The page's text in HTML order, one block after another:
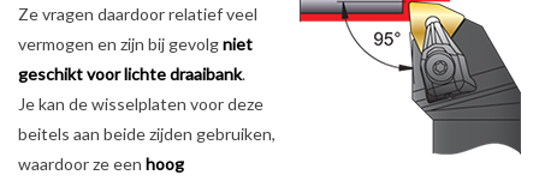
Alles om te Zagen |
Alles om te Lassen |
Schroefdraad snijden |
Ze vragen daardoor relatief veel
vermogen en zijn bij gevolgniet
geschikt voor lichte draaibank.
Je kan de wisselplaten voor deze
beitels aan beide zijden gebruiken,
waardoor ze een hoog